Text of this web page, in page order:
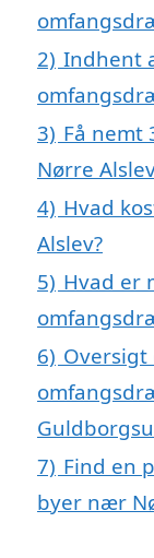
2) Indhent
3) Få nemt
Nørre
4) Hvad
Alslev?
5) Hvad er
6) Oversigt
7) Find en
byer nær